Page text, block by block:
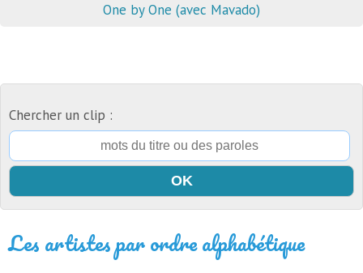
One by One (avec Mavado)
Chercher un clip :
Les artistes par ordre alphabétique